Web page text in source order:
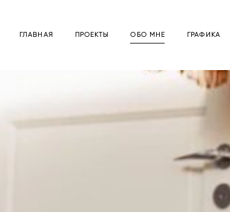
ГЛАВНАЯ ПРОЕКТЫ ОБО МНЕ ГРАФИКА